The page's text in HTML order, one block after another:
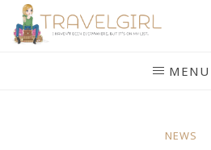
Skip
MENU
NEWS